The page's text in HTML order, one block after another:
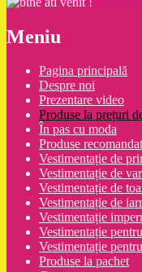
Meniu
Pagina principală
Despre noi
Prezentare video
Produse la prețuri
În pas cu moda
Produse
Vestimentație de
Vestimentație de
Vestimentație de
Vestimentație de
Vestimentație
Vestimentație
Vestimentație
Produse la pachet